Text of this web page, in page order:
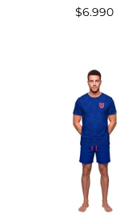
$6.990